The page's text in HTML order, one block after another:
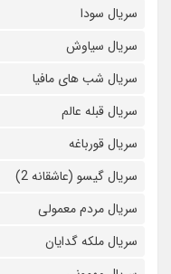
سریال سودا
سریال سیاوش
سریال شب های مافیا
سریال قبله عالم
سریال قورباغه
سریال گیسو (عاشقانه 2)
سریال مردم معمولی
سریال ملکه گدایان